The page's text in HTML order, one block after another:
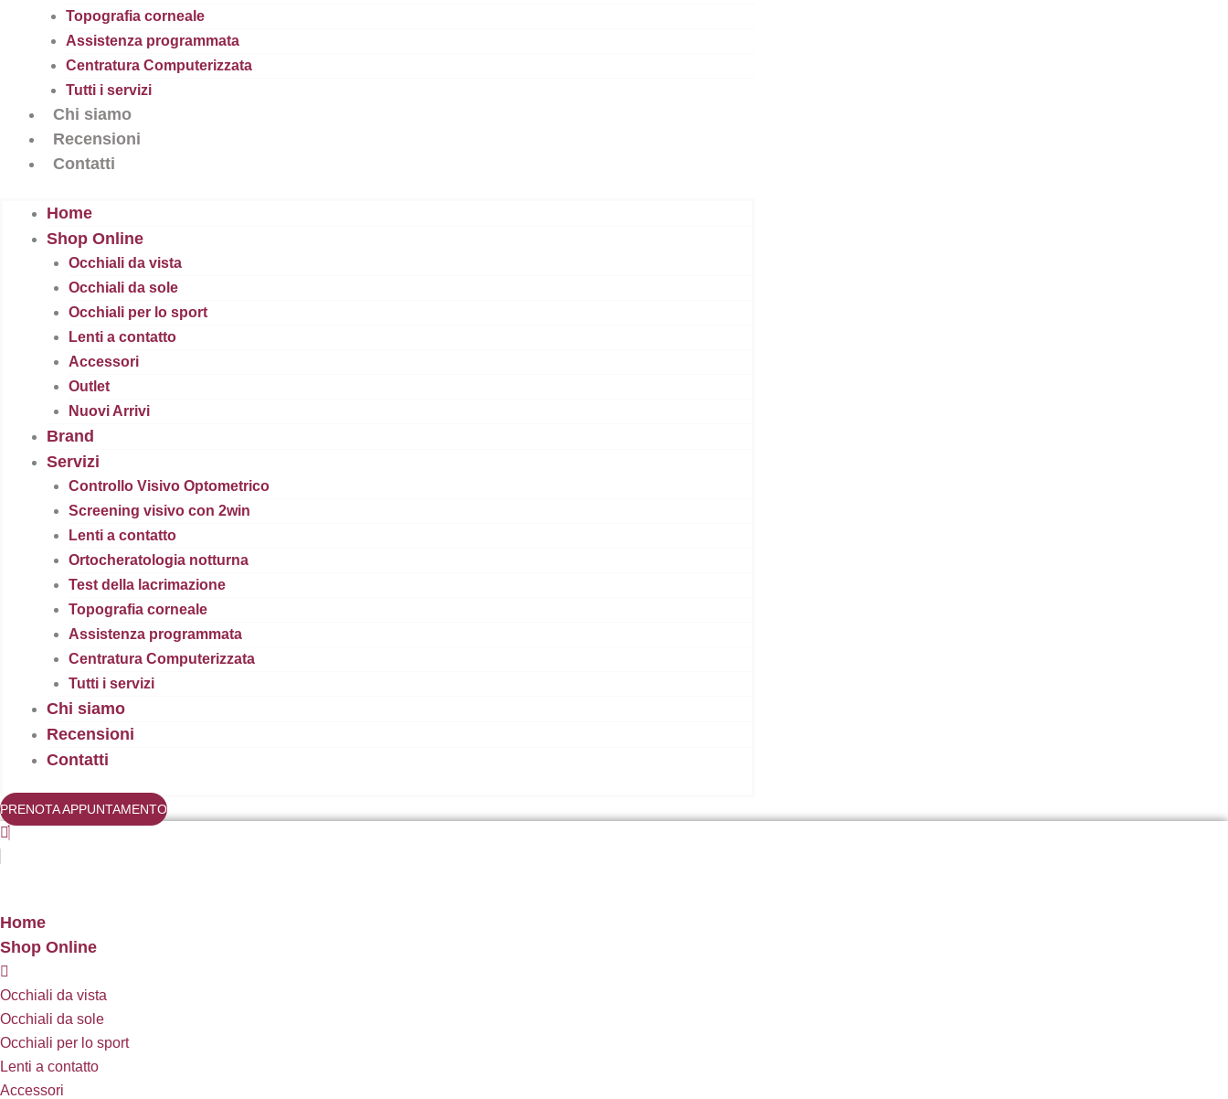
Topografia corneale
Assistenza programmata
Centratura Computerizzata
Tutti i servizi
Chi siamo
Recensioni
Contatti
Home
Shop Online
Occhiali da vista
Occhiali da sole
Occhiali per lo sport
Lenti a contatto
Accessori
Outlet
Nuovi Arrivi
Brand
Servizi
Controllo Visivo Optometrico
Screening visivo con 2win
Lenti a contatto
Ortocheratologia notturna
Test della lacrimazione
Topografia corneale
Assistenza programmata
Centratura Computerizzata
Tutti i servizi
Chi siamo
Recensioni
Contatti
PRENOTA APPUNTAMENTO
Home
Shop Online
Occhiali da vista
Occhiali da sole
Occhiali per lo sport
Lenti a contatto
Accessori